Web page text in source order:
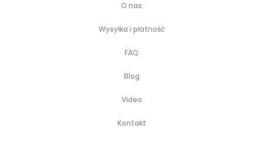
O nas
Wysyłka i płatność
FAQ
Blog
Video
Kontakt